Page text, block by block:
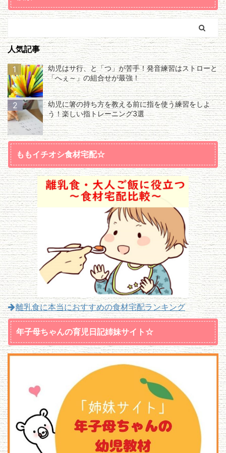
人気記事
1
幼児はサ行、と「つ」が苦手！発音練習はストローと
「へぇ～」の組合せが最強！
2
幼児に箸の持ち方を教える前に指を使う練習をしよ
う！楽しい指トレーニング3選
ももイチオシ食材宅配☆
離乳食に本当におすすめの食材宅配ランキング
年子母ちゃんの育児日記姉妹サイト☆